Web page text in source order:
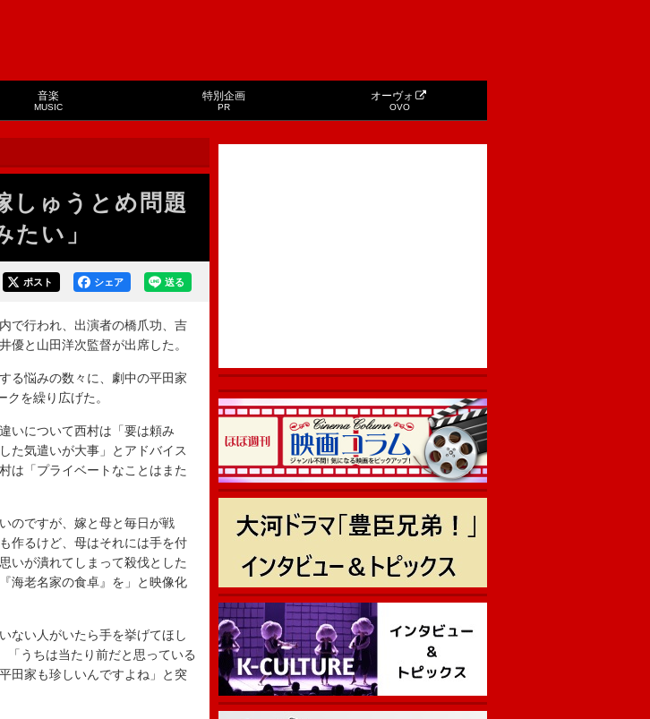
音楽
MUSIC
特別企画
PR
オーヴォ
OVO
しゅうとめ問題
い」
送る
シェア
ポスト
で行われ、出演者の橋爪功、吉
優と山田洋次監督が出席した。
る悩みの数々に、劇中の平田家
を繰り広げた。
いについて西村は「要は頼み
た気遣いが大事」とアドバイス
は「プライベートなことはまた
のですが、嫁と母と毎日が戦
作るけど、母はそれには手を付
いが潰れてしまって殺伐とした
海老名家の食卓』を」と映像化
ない人がいたら手を挙げてほし
「うちは当たり前だと思っている
田家も珍しいんですよね」と突